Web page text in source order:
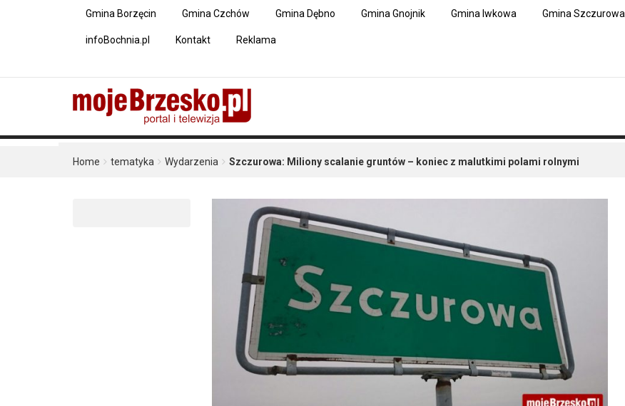
Gmina Borzęcin Gmina Czchów Gmina Dębno Gmina Gnojnik Gmina Iwkowa Gmina Szczurowa
infoBochnia.pl Kontakt Reklama
Home tematyka Wydarzenia Szczurowa: Miliony scalanie gruntów – koniec z malutkimi polami rolnymi